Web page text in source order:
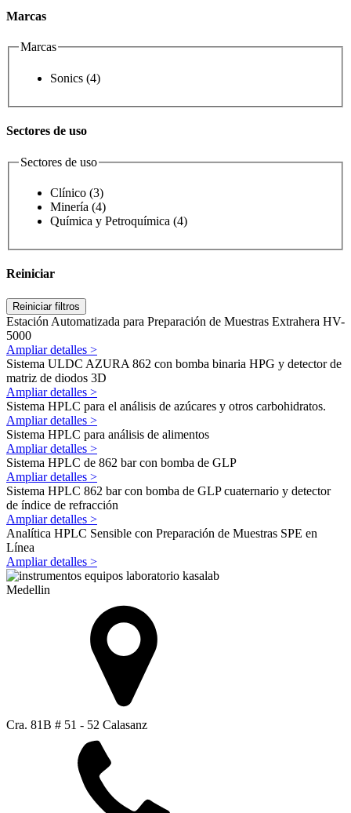
Marcas
Marcas
Sonics (4)
Sectores de uso
Sectores de uso
Clínico (3)
Minería (4)
Química y Petroquímica (4)
Reiniciar
Reiniciar filtros
Estación Automatizada para Preparación de Muestras Extrahera HV-
5000
Ampliar detalles >
Sistema ULDC AZURA 862 con bomba binaria HPG y detector de
matriz de diodos 3D
Ampliar detalles >
Sistema HPLC para el análisis de azúcares y otros carbohidratos.
Ampliar detalles >
Sistema HPLC para análisis de alimentos
Ampliar detalles >
Sistema HPLC de 862 bar con bomba de GLP
Ampliar detalles >
Sistema HPLC 862 bar con bomba de GLP cuaternario y detector
de índice de refracción
Ampliar detalles >
Analítica HPLC Sensible con Preparación de Muestras SPE en
Línea
Ampliar detalles >
Medellin
Cra. 81B # 51 - 52 Calasanz